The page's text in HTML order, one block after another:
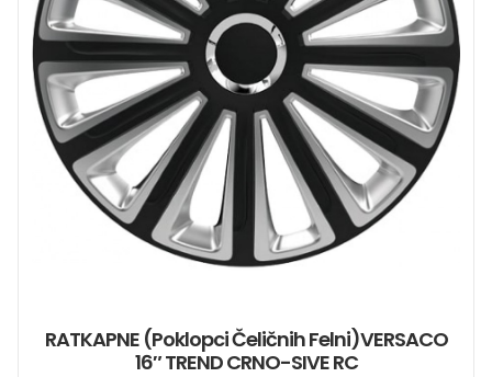
RATKAPNE (poklopci Čeličnih Felni)VERSACO
16″ TREND CRNO-SIVE RC